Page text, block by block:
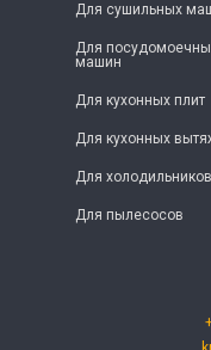
Для сушильных
Для
машин
Для кухонных плит
Для кухонных
Для холодильников
Для пылесосов